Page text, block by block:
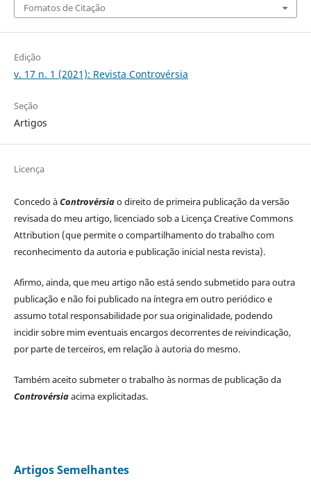
Fomatos de Citação
Edição
v. 17 n. 1 (2021): Revista Controvérsia
Seção
Artigos
Licença
Concedo àControvérsiao direito de primeira publicação da versão
revisada do meu artigo, licenciado sob a Licença Creative Commons
Attribution (que permite o compartilhamento do trabalho com
reconhecimento da autoria e publicação inicial nesta revista).
Afirmo, ainda, que meu artigo não está sendo submetido para outra
publicação e não foi publicado na íntegra em outro periódico e
assumo total responsabilidade por sua originalidade, podendo
incidir sobre mim eventuais encargos decorrentes de reivindicação,
por parte de terceiros, em relação à autoria do mesmo.
Também aceito submeter o trabalho às normas de publicação da
Controvérsiaacima explicitadas.
Artigos Semelhantes